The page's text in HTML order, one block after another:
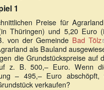
1
Preise für
Thüringen) und 5,20 Euro
von der Gemeinde Bad Tölz
als Bauland
die Grundstückspreise auf
z. B. 500,– Euro. Wenn
– 495,– Euro
verkaufen?